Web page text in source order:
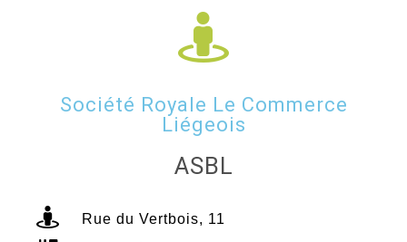
Société Royale Le Commerce
Liégeois
ASBL
Rue du Vertbois, 11